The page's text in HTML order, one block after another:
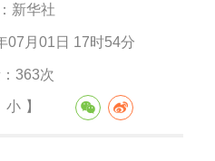
新华社
07月01日 17时54分
363次
小 】